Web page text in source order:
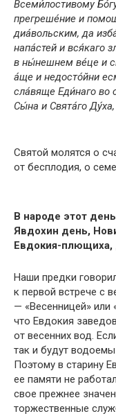
Всеми́лостивому
прегреше́ние и
диа́вольским, да
напа́стей и вся́каго
в ны́нешнем ве́це и
а́ще и недосто́йни
сла́вяще Еди́наго во
Сы́на и Свята́го
Святой молятся о
от бесплодия, о
В народе этот
Явдохин день,
Евдокия-плющиха,
Наши предки
к первой встрече с
— «Весенницей» или
что Евдокия
от весенних вод.
так и будут
Поэтому в старину
ее памяти не
свое прежнее
торжественные